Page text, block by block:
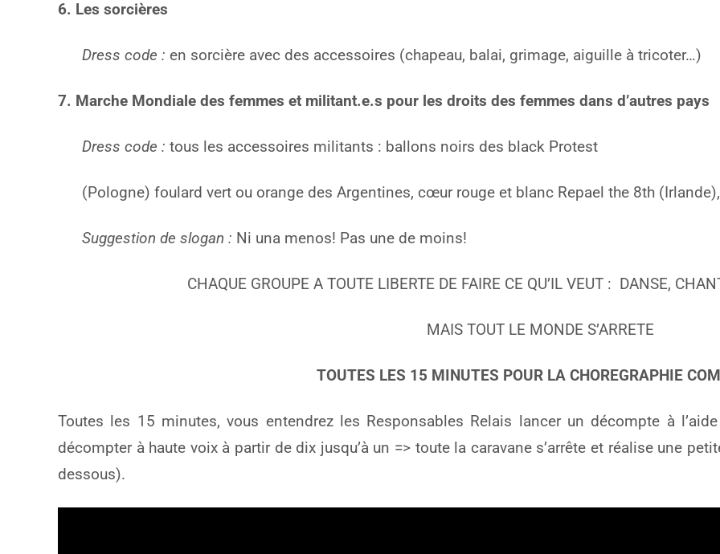
6. Les sorcières
Dress code : en sorcière avec des accessoires (chapeau, balai, grimage, aiguille à tricoter…)
7. Marche Mondiale des femmes et militant.e.s pour les droits des femmes dans d’autres pays
Dress code : tous les accessoires militants : ballons noirs des black Protest
(Pologne) foulard vert ou orange des Argentines, cœur rouge et blanc Repael the 8th
Suggestion de slogan : Ni una menos! Pas une de moins!
CHAQUE GROUPE A TOUTE LIBERTE DE FAIRE CE QU’IL VEUT : DANSE,
MAIS TOUT LE MONDE S’ARRETE
TOUTES LES 15 MINUTES POUR LA CHOREGRAPHIE
Toutes les 15 minutes, vous entendrez les Responsables Relais lancer un décompte à
décompter à haute voix à partir de dix jusqu’à un => toute la caravane s’arrête et réalise une
dessous).